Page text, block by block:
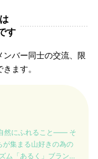
す
ンバー同士の交流、限
ます。
然にふれること—— そ
が集まる山好きの為の
ム「あるく」ブランド